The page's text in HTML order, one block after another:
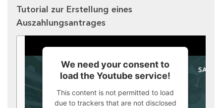
Tutorial zur Erstellung eines
Auszahlungsantrages
We need your consent to
load the Youtube service!
This content is not permitted to load
due to trackers that are not disclosed